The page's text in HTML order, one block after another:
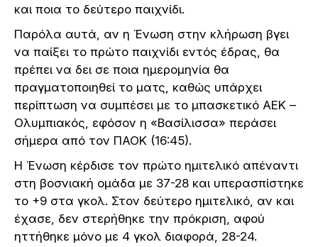
και ποια το δεύτερο παιχνίδι.
Παρόλα αυτά, αν η Ένωση στην κλήρωση βγει
να παίξει το πρώτο παιχνίδι εντός έδρας, θα
πρέπει να δει σε ποια ημερομηνία θα
πραγματοποιηθεί το ματς, καθώς υπάρχει
περίπτωση να συμπέσει με το μπασκετικό ΑΕΚ –
Ολυμπιακός, εφόσον η «Βασίλισσα» περάσει
σήμερα από τον ΠΑΟΚ (16:45).
Η Ένωση κέρδισε τον πρώτο ημιτελικό απέναντι
στη βοσνιακή ομάδα με 37-28 και υπερασπίστηκε
το +9 στα γκολ. Στον δεύτερο ημιτελικό, αν και
έχασε, δεν στερήθηκε την πρόκριση, αφού
ηττήθηκε μόνο με 4 γκολ διαφορά, 28-24.